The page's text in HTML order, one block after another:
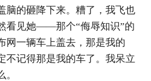
脑的砸降下来。糟了，我飞也
看见她——那个“侮辱知识”的
网一辆车上盖去，那是我的
不记得那是我的车了。我呆立